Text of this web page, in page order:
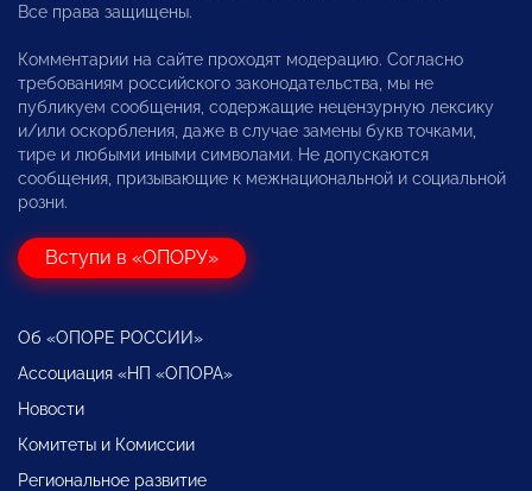
Все права защищены.
Комментарии на сайте проходят модерацию. Согласно
требованиям российского законодательства, мы не
публикуем сообщения, содержащие нецензурную лексику
и/или оскорбления, даже в случае замены букв точками,
тире и любыми иными символами. Не допускаются
сообщения, призывающие к межнациональной и социальной
розни.
Вступи в «ОПОРУ»
Об «ОПОРЕ РОССИИ»
Ассоциация «НП «ОПОРА»
Новости
Комитеты и Комиссии
Региональное развитие